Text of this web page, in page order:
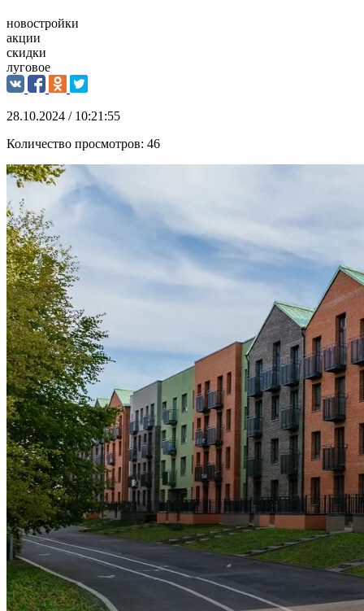
новостройки
акции
скидки
луговое
28.10.2024 / 10:21:55
Количество просмотров: 46